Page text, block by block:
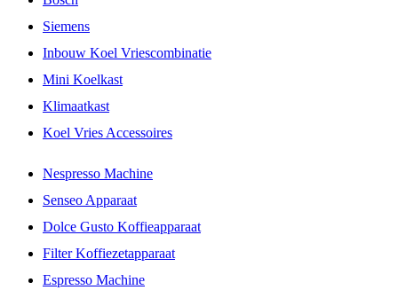
Siemens
Inbouw Koel Vriescombinatie
Mini Koelkast
Klimaatkast
Koel Vries Accessoires
Nespresso Machine
Senseo Apparaat
Dolce Gusto Koffieapparaat
Filter Koffiezetapparaat
Espresso Machine